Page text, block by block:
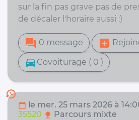
sur la fin pas grave pas de
de décaler l'horaire aussi :)
forum 0 message add_box
directions_car Covoiturage ( 0 )
history
calendar_today le mer. 25 mars 2026 à
35520 nature Parcours mixte